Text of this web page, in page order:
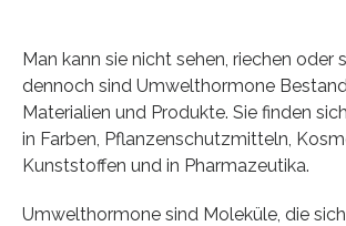
Man kann sie nicht sehen, riechen oder
dennoch sind Umwelthormone
Materialien und Produkte. Sie finden
in Farben, Pflanzenschutzmitteln,
Kunststoffen und in Pharmazeutika.
Umwelthormone sind Moleküle, die